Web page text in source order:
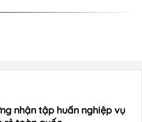
nhận tập huấn nghiệp vụ